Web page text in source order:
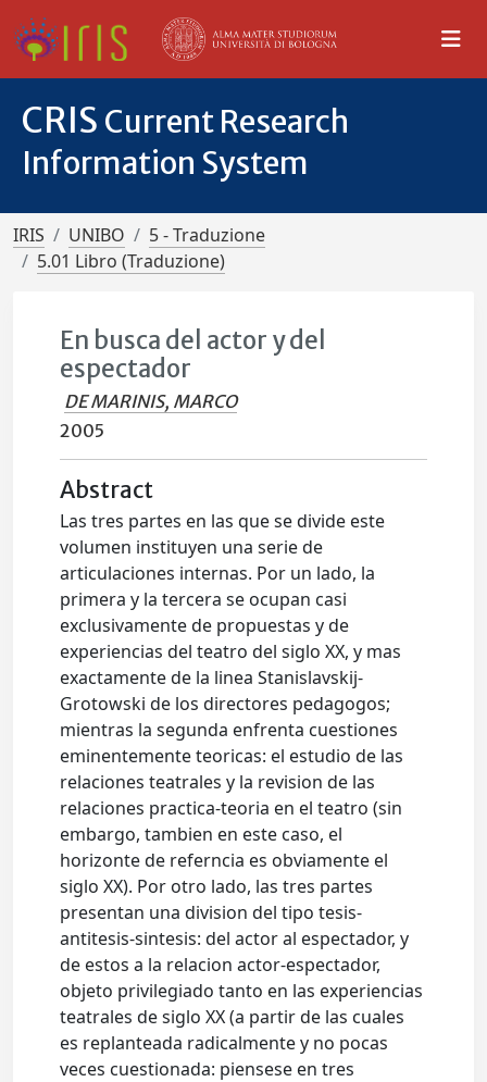
CRIS Current Research
Information System
IRIS UNIBO
5 - Traduzione
5.01 Libro (Traduzione)
En busca del actor y del
espectador
DE MARINIS, MARCO
2005
Abstract
Las tres partes en las que se divide este
volumen instituyen una serie de
articulaciones internas. Por un lado, la
primera y la tercera se ocupan casi
exclusivamente de propuestas y de
experiencias del teatro del siglo XX, y mas
exactamente de la linea Stanislavskij-
Grotowski de los directores pedagogos;
mientras la segunda enfrenta cuestiones
eminentemente teoricas: el estudio de las
relaciones teatrales y la revision de las
relaciones practica-teoria en el teatro (sin
embargo, tambien en este caso, el
horizonte de referncia es obviamente el
siglo XX). Por otro lado, las tres partes
presentan una division del tipo tesis-
antitesis-sintesis: del actor al espectador, y
de estos a la relacion actor-espectador,
objeto privilegiado tanto en las experiencias
teatrales de siglo XX (a partir de las cuales
es replanteada radicalmente y no pocas
veces cuestionada: piensese en tres